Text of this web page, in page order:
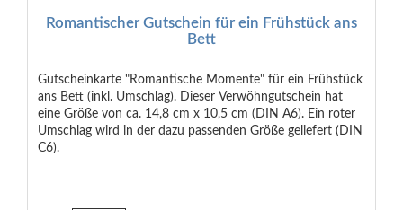
Romantischer Gutschein für ein Frühstück ans
Bett
Gutscheinkarte "Romantische Momente" für ein Frühstück
ans Bett (inkl. Umschlag). Dieser Verwöhngutschein hat
eine Größe von ca. 14,8 cm x 10,5 cm (DIN A6). Ein roter
Umschlag wird in der dazu passenden Größe geliefert (DIN
C6).